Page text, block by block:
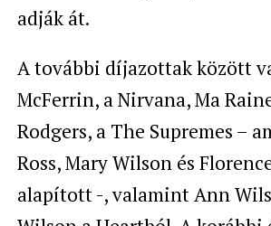
adják át.
A további díjazottak között
McFerrin, a Nirvana, Ma
Rodgers, a The Supremes –
Ross, Mary Wilson és
alapított -, valamint Ann